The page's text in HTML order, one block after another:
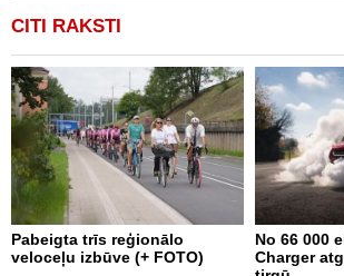
CITI RAKSTI
Pabeigta trīs reģionālo
veloceļu izbūve (+ FOTO)
No 66 000
Charger